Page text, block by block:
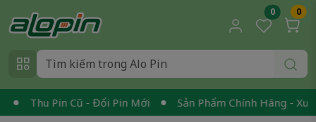
0 0
Thu Pin Cũ - Đổi Pin Mới Sản Phẩm Chính Hãng - Xuất